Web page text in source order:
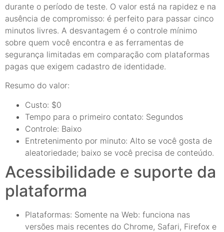
durante o período de teste. O valor está na rapidez e na
ausência de compromisso: é perfeito para passar cinco
minutos livres. A desvantagem é o controle mínimo
sobre quem você encontra e as ferramentas de
segurança limitadas em comparação com plataformas
pagas que exigem cadastro de identidade.
Resumo do valor:
Custo: $0
Tempo para o primeiro contato: Segundos
Controle: Baixo
Entretenimento por minuto: Alto se você gosta de
aleatoriedade; baixo se você precisa de conteúdo.
Acessibilidade e suporte da
plataforma
Plataformas: Somente na Web: funciona nas
versões mais recentes do Chrome, Safari, Firefox e